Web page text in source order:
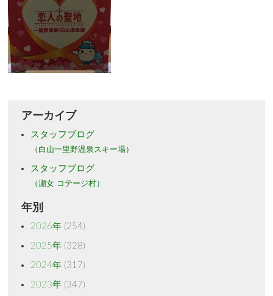
アーカイブ
スタッフブログ
（白山一里野温泉スキー場）
スタッフブログ
（瀬女 コテージ村）
年別
2026年(254)
2025年(328)
2024年(317)
2023年(347)